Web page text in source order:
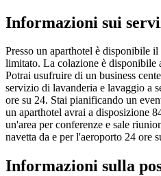
Informazioni sui
Presso un aparthotel è disponibile
limitato. La colazione è disponibile
Potrai usufruire di un business
servizio di lavanderia e lavaggio a
ore su 24. Stai pianificando un
un aparthotel avrai a disposizione
un'area per conferenze e sale
navetta da e per l'aeroporto 24 ore
Informazioni sulla